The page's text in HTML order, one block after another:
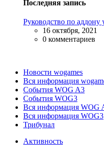
Последняя запись
Руководство по
16 октября, 2021
0 комментариев
Новости wogames
Вся информация
События WOG A3
События WOG3
Вся информация WOG
Вся информация WOG3
Трибунал
Активность